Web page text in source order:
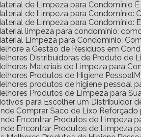
Material de Limpeza para Condomínio
Material de Limpeza para
Material de Limpeza para Condomínio:
Material limpeza para condomínio:
Material Limpeza para Condomínio:
Melhore a Gestão de Resíduos em
Melhores Distribuidoras de Produto de
Melhores Materiais de Limpeza para
Melhores Produtos de Higiene Pessoal
Melhores produtos de higiene pessoal
Melhores Produtos de Limpeza para
Motivos para Escolher um Distribuidor
Onde Comprar Saco de Lixo Reforçado
Onde Encontrar Produtos de Limpeza
Onde Encontrar Produtos de Limpeza